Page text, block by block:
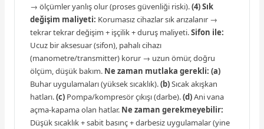
→ ölçümler yanlış olur (proses güvenliği riski).(4) Sık
değişim maliyeti: Korumasız cihazlar sık arızalanır →
tekrar tekrar değişim + işçilik + duruş maliyeti.Sifon ile:
Ucuz bir aksesuar (sifon), pahalı cihazı
(manometre/transmitter) korur → uzun ömür, doğru
ölçüm, düşük bakım. Ne zaman mutlaka gerekli: (a)
Buhar uygulamaları (yüksek sıcaklık).(b)Sıcak akışkan
hatları.(c) Pompa/kompresör çıkışı (darbe).(d)Ani vana
açma-kapama olan hatlar. Ne zaman gerekmeyebilir:
Düşük sıcaklık + sabit basınç + darbesiz uygulamalar (yine